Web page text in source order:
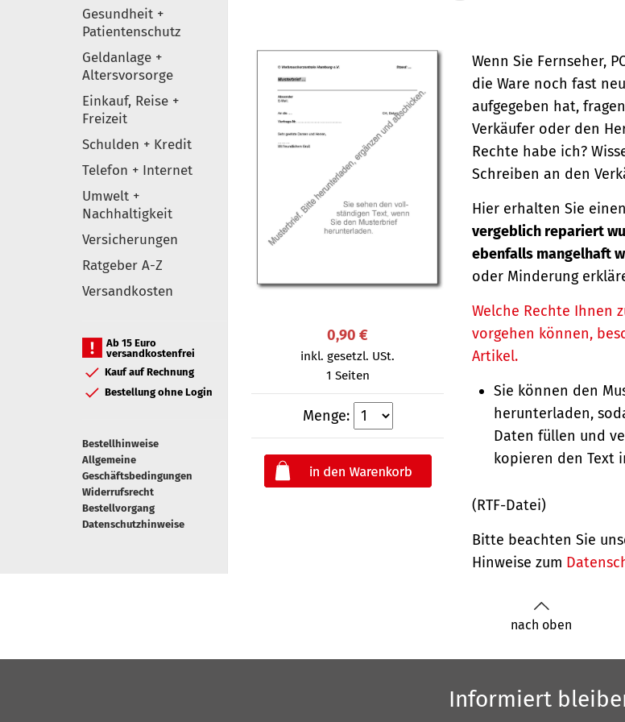
Gesundheit +
Patientenschutz
Geldanlage +
Altersvorsorge
Einkauf, Reise +
Freizeit
Schulden + Kredit
Telefon + Internet
Umwelt +
Nachhaltigkeit
Versicherungen
Ratgeber A-Z
Versandkosten
Ab 15 Euro
versandkostenfrei
Kauf auf Rechnung
Bestellung ohne Login
Bestellhinweise
Allgemeine
Geschäftsbedingungen
Widerrufsrecht
Bestellvorgang
Datenschutzhinweise
0,90 €
inkl. gesetzl. USt.
1 Seiten
Menge:
Wenn Sie Fernseher,
die Ware noch fast
aufgegeben hat,
Verkäufer oder den
Rechte habe ich?
Schreiben an den
Hier erhalten Sie
vergeblich repariert
ebenfalls mangelhaft
oder Minderung
Welche Rechte Ihnen
vorgehen können,
Artikel.
Sie können den
herunterladen,
Daten füllen und
kopieren den Text
(RTF-Datei)
Bitte beachten Sie
Hinweise zum
nach oben
Informiert